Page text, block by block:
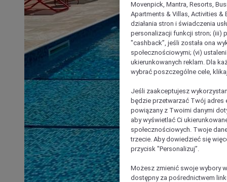
Movenpick, Mantra, Resorts,
Apartments & Villas, Activities &
działania stron i świadczenia
personalizacji funkcji stron; (iii)
"cashback”, jeśli została ona
społecznościowymi; (vi)
ukierunkowanych reklam. Dla
wybrać poszczególne cele,
Jeśli zaakceptujesz
będzie przetwarzać Twój adres
powiązany z Twoimi danymi
aby wyświetlać Ci
społecznościowych. Twoje
trzecie. Aby dowiedzieć się
przycisk "Personalizuj”.
Możesz zmienić swoje wybory
dostępny za pośrednictwem